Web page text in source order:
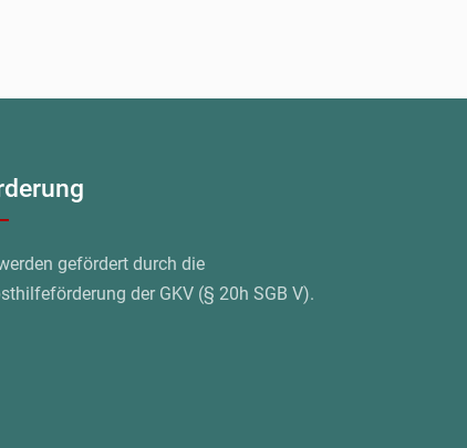
gefördert durch die
der GKV (§ 20h SGB V).